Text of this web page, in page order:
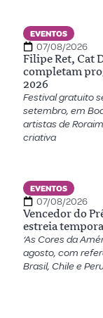
EVENTOS
07/08/2026
Filipe Ret, Cat
completam
2026
Festival gratuito
setembro, em
artistas de
criativa
EVENTOS
07/08/2026
Vencedor do
estreia
‘As Cores da
agosto, com
Brasil, Chile e